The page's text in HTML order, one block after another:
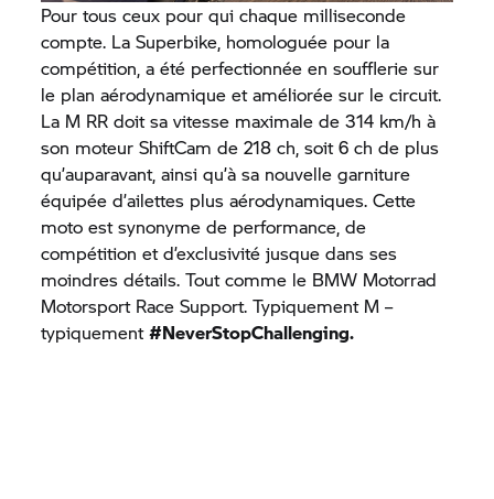
Pour tous ceux pour qui chaque milliseconde
compte. La Superbike, homologuée pour la
compétition, a été perfectionnée en soufflerie sur
le plan aérodynamique et améliorée sur le circuit.
La M RR doit sa vitesse maximale de 314 km/h à
son moteur ShiftCam de 218 ch, soit 6 ch de plus
qu’auparavant, ainsi qu’à sa nouvelle garniture
équipée d’ailettes plus aérodynamiques. Cette
moto est synonyme de performance, de
compétition et d’exclusivité jusque dans ses
moindres détails. Tout comme le BMW Motorrad
Motorsport Race Support. Typiquement M –
typiquement#NeverStopChallenging.